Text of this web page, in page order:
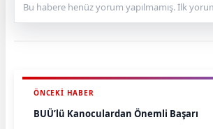
Bu habere henüz yorum yapılmamış. İlk
ÖNCEKI HABER
BUÜ’lü Kanoculardan Önemli Başarı